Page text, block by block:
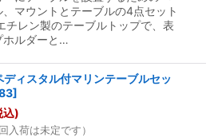
マウントとテーブルの4点セット
チレン製のテーブルトップで、表
ホルダーと…
ディスタル付マリンテーブルセッ
]
込)
入荷は未定です）